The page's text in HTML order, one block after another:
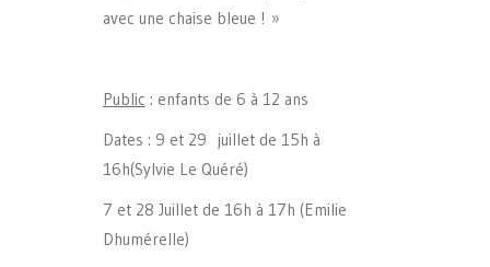
avec une chaise bleue ! »
Public : enfants de 6 à 12 ans
Dates : 9 et 29 juillet de 15h à
16h(Sylvie Le Quéré)
7 et 28 Juillet de 16h à 17h (Emilie
Dhumérelle)